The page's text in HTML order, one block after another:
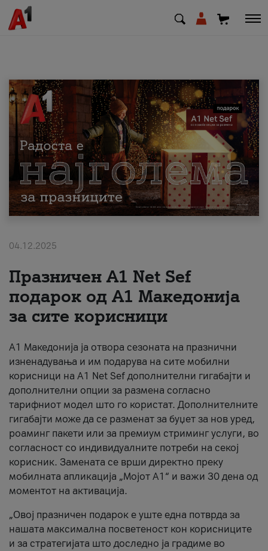
МК EN SQ
Приватни Деловни
Поддршка
Надополни кредит
За нас
#ПодобарОнлајн
04.12.2025
Празничен A1 Net Sеf
подарок од А1 Македонија
за сите корисници
А1 Македонија ја отвора сезоната на празнични
изненадувања и им подарува на сите мобилни
корисници на A1 Net Sef дополнителни гигабајти и
дополнителни опции за размена согласно
тарифниот модел што го користат. Дополнителните
гигабајти може да се разменат за буџет за нов уред,
роаминг пакети или за премиум стриминг услуги, во
согласност со индивидуалните потреби на секој
корисник. Замената се врши директно преку
мобилната апликација „Мојот А1“ и важи 30 дена од
моментот на активација.
„Овој празничен подарок е уште една потврда за
нашата максимална посветеност кон корисниците
и за стратегијата што доследно ја градиме во